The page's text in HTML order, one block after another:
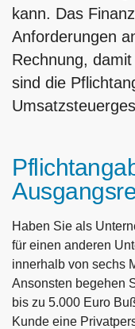
kann. Das
Anforderungen
Rechnung,
sind die
Haben Sie als
für einen anderen
innerhalb von sechs
Ansonsten begehen
bis zu 5.000 Euro
Kunde eine